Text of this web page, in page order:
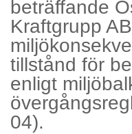
beträffande
Kraftgrupp
tillstånd för
enligt
04).